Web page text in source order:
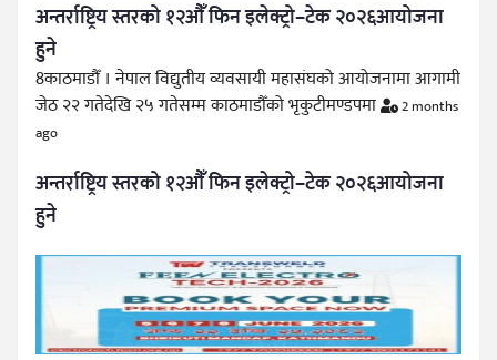
अन्तर्राष्ट्रिय स्तरको १२औँ फिन इलेक्ट्रो–टेक २०२६आयोजना
हुने
8काठमाडौँ । नेपाल विद्युतीय व्यवसायी महासंघको आयोजनामा आगामी
जेठ २२ गतेदेखि २५ गतेसम्म काठमाडौँको भृकुटीमण्डपमा
2 months
ago
अन्तर्राष्ट्रिय स्तरको १२औँ फिन इलेक्ट्रो–टेक २०२६आयोजना
हुने